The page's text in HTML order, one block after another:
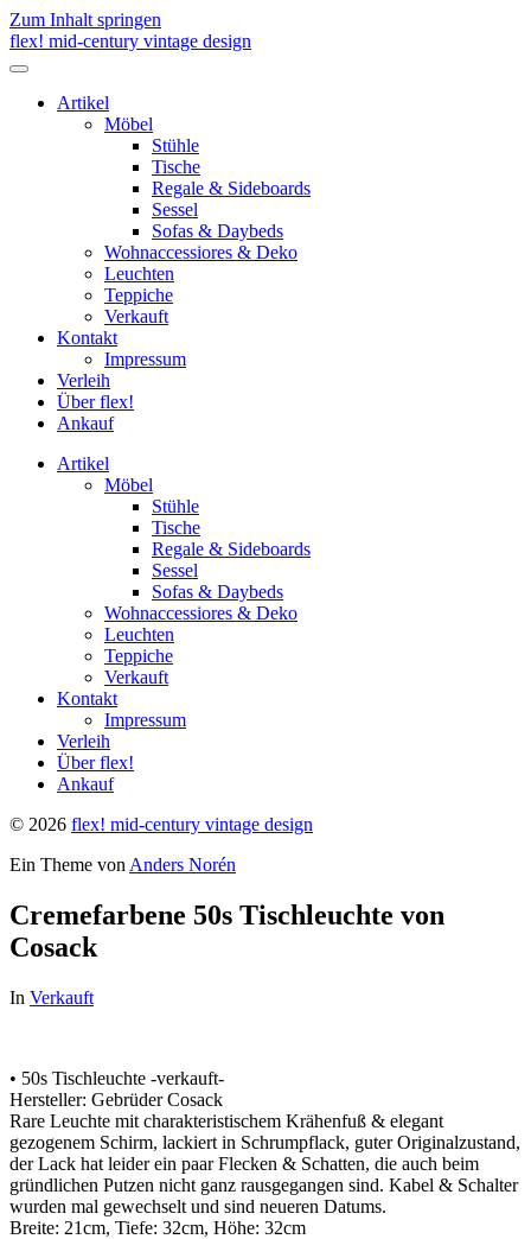
Zum Inhalt springen
flex! mid-century vintage design
Menü
umschalten
Artikel
Möbel
Stühle
Tische
Regale & Sideboards
Sessel
Sofas & Daybeds
Wohnaccessiores & Deko
Leuchten
Teppiche
Verkauft
Kontakt
Impressum
Verleih
Über flex!
Ankauf
Artikel
Möbel
Stühle
Tische
Regale & Sideboards
Sessel
Sofas & Daybeds
Wohnaccessiores & Deko
Leuchten
Teppiche
Verkauft
Kontakt
Impressum
Verleih
Über flex!
Ankauf
© 2026 flex! mid-century vintage design
Ein Theme von Anders Norén
Cremefarbene 50s Tischleuchte von
Cosack
In Verkauft
• 50s Tischleuchte -verkauft-
Hersteller: Gebrüder Cosack
Rare Leuchte mit charakteristischem Krähenfuß & elegant
gezogenem Schirm, lackiert in Schrumpflack, guter Originalzustand,
der Lack hat leider ein paar Flecken & Schatten, die auch beim
gründlichen Putzen nicht ganz rausgegangen sind. Kabel & Schalter
wurden mal gewechselt und sind neueren Datums.
Breite: 21cm, Tiefe: 32cm, Höhe: 32cm